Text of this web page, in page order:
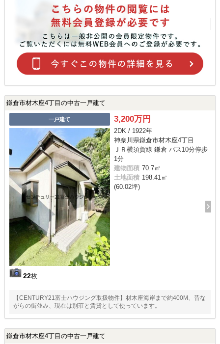
鎌倉市材木座4丁目の中古一戸建て
一戸建て
22枚
3,200万円
2DK / 1922年
神奈川県鎌倉市材木座4丁目
ＪＲ横須賀線 鎌倉 バス10分停歩
1分
建物面積 70.7㎡
土地面積 198.41㎡
(60.02坪)
【CENTURY21富士ハウジング取扱物件】材木座海岸まで約400M、昔な
がらの街並み、現在は別荘と賃貸として使っています。
鎌倉市材木座4丁目の中古一戸建て